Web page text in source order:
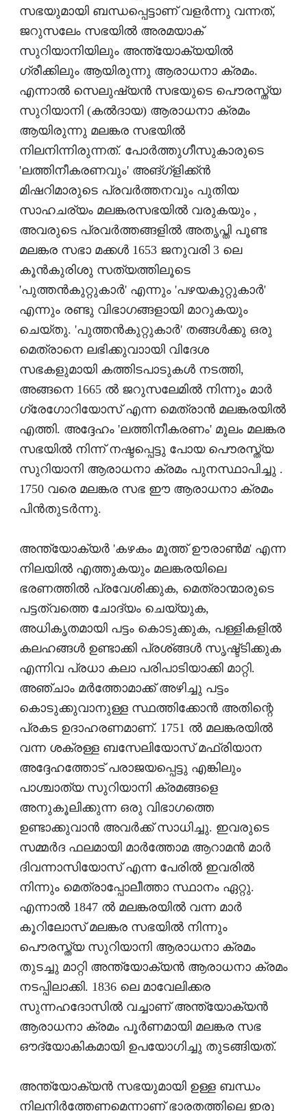
സഭയുമായി ബന്ധപ്പെട്ടാണ് വളര്‍ന്നു വന്നത്,
ജറുസലേം സഭയില്‍ അരമയാക്
സുറിയാനിയിലും അന്ത്യോക്യയില്‍
ഗ്രീക്കിലും ആയിരുന്നു ആരാധനാ ക്രമം.
എന്നാല്‍ സെലുഷ്യന്‍ സഭയുടെ പൌരസ്ത്യ
സുറിയാനി (കല്‍ദായ) ആരാധനാ ക്രമം
ആയിരുന്നു മലങ്കര സഭയില്‍
നിലനിന്നിരുന്നത്. പോര്‍ത്തുഗീസുകാരുടെ
'ലത്തിനീകരണവും' അങ്ഗ്‌ളിക്ക്ന്‍
മിഷറിമാരുടെ പ്രവര്‍ത്തനവും പുതിയ
സാഹചര്യം മലങ്കരസഭയില്‍ വരുകയും ,
അവരുടെ പ്രവര്‍ത്തങ്ങളില്‍ അതൃപ്തി പൂണ്ട
മലങ്കര സഭാ മക്കള്‍ 1653 ജനുവരി 3 ലെ
കൂന്‍കുരിശു സത്യത്തിലൂടെ
'പുത്തന്‍കുറ്റുകാര്‍' എന്നും 'പഴയകുറ്റുകാര്‍'
എന്നും രണ്ടു വിഭാഗങ്ങളായി മാറുകയും
ചെയ്തു. 'പുത്തന്‍കുറ്റുകാര്‍' തങ്ങള്‍ക്കു ഒരു
മെത്രാനെ ലഭിക്കുവാായി വിദേശ
സഭകളുമായി കത്തിടപാടുകള്‍ നടത്തി,
അങ്ങനെ 1665 ല്‍ ജറുസലേമില്‍ നിന്നും മാര്‍
ഗ്രേഗോറിയോസ് എന്ന മെത്രാന്‍ മലങ്കരയില്‍
എത്തി. അദ്ദേഹം 'ലത്തിനീകരണം' മൂലം മലങ്കര
സഭയില്‍ നിന്ന് നഷ്ടപ്പെട്ടു പോയ പൌരസ്ത്യ
സുറിയാനി ആരാധനാ ക്രമം പുനസ്ഥാപിച്ചു .
1750 വരെ മലങ്കര സഭ ഈ ആരാധനാ ക്രമം
പിന്‍തുടര്‍ന്നു.
അന്ത്യോക്യര്‍ 'കഴകം മൂത്ത് ഊരാണ്‍മ' എന്ന
നിലയില്‍ എത്തുകയും മലങ്കരയിലെ
ഭരണത്തില്‍ പ്രവേശിക്കുക, മെത്രാന്മാരുടെ
പട്ടത്വത്തെ ചോദ്യം ചെയ്യുക,
അധികൃതമായി പട്ടം കൊടുക്കുക, പള്ളികളില്‍
കലഹങ്ങള്‍ ഉണ്ടാക്കി പ്രശ്ങ്ങള്‍ സൃഷ്ട്ടിക്കുക
എന്നിവ പ്രധാ കലാ പരിപാടിയാക്കി മാറ്റി.
അഞ്ചാം മര്‍ത്തോമാക്ക് അഴിച്ചു പട്ടം
കൊടുക്കുവാനുള്ള സ്ഥത്തിക്കോന്‍ അതിന്റെ
പ്രകട ഉദാഹരണമാണ്. 1751 ല്‍ മലങ്കരയില്‍
വന്ന ശക്രള്ള ബസേലിയോസ് മഫ്രിയാന
അദ്ദേഹത്തോട് പരാജയപ്പെട്ടു എങ്കിലും
പാശ്ചാത്യ സുറിയാനി ക്രമങ്ങളെ
അനുകൂലിക്കുന്ന ഒരു വിഭാഗത്തെ
ഉണ്ടാക്കുവാന്‍ അവര്‍ക്ക് സാധിച്ചു. ഇവരുടെ
സമ്മര്‍ദ ഫലമായി മാര്‍ത്തോമ ആറാമന്‍ മാര്‍
ദിവന്നാസിയോസ് എന്ന പേരില്‍ ഇവരില്‍
നിന്നും മെത്രാപ്പോലീത്താ സ്ഥാനം ഏറ്റു.
എന്നാല്‍ 1847 ല്‍ മലങ്കരയില്‍ വന്ന മാര്‍
കൂറിലോസ് മലങ്കര സഭയില്‍ നിന്നും
പൌരസ്ത്യ സുറിയാനി ആരാധനാ ക്രമം
തുടച്ചു മാറ്റി അന്ത്യോക്യന്‍ ആരാധനാ ക്രമം
നടപ്പിലാക്കി. 1836 ലെ മാവേലിക്കര
സുന്നഹദോസില്‍ വച്ചാണ് അന്ത്യോക്യന്‍
ആരാധനാ ക്രമം പൂര്‍ണമായി മലങ്കര സഭ
ഔദ്യോകികമായി ഉപയോഗിച്ചു തുടങ്ങിയത്.
അന്ത്യോക്യന്‍ സഭയുമായി ഉള്ള ബന്ധം
നിലനിര്‍ത്തേണമെന്നാണ് ഭാരതത്തിലെ ഇരു